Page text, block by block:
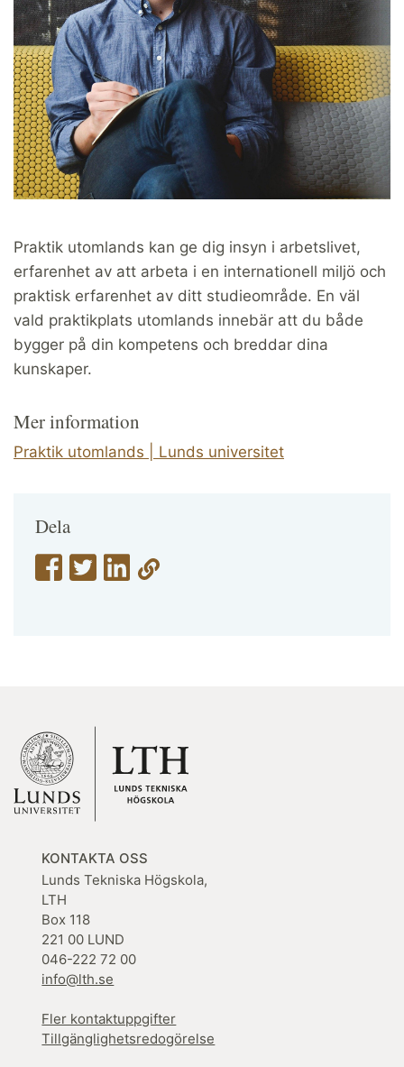
Praktik utomlands kan ge dig insyn i arbetslivet,
erfarenhet av att arbeta i en internationell miljö och
praktisk erfarenhet av ditt studieområde. En väl
vald praktikplats utomlands innebär att du både
bygger på din kompetens och breddar dina
kunskaper.
Mer information
Praktik utomlands | Lunds universitet
Dela
KONTAKTA OSS
Lunds Tekniska Högskola,
LTH
Box 118
221 00 LUND
046-222 72 00
info@lth.se
Fler kontaktuppgifter
Tillgänglighetsredogörelse